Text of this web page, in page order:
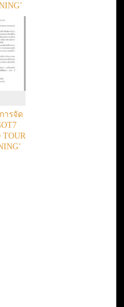
ารจัด
TOUR